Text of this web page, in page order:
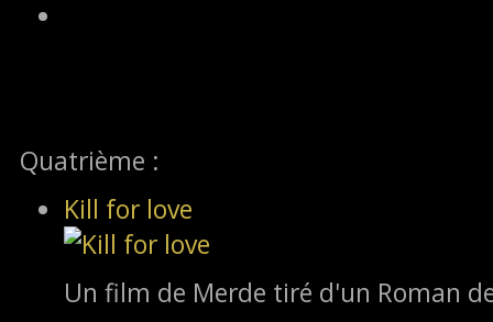
Quatrième :
Kill for love
Un film de Merde tiré d'un Roman